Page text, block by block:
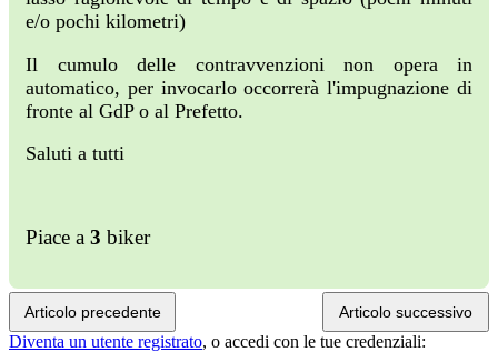
e/o pochi kilometri)
Il cumulo delle contravvenzioni non opera in
automatico, per invocarlo occorrerà l'impugnazione di
fronte al GdP o al Prefetto.
Saluti a tutti
Piace a 3 biker
Articolo precedente Articolo successivo
Diventa un utente registrato, o accedi con le tue credenziali: